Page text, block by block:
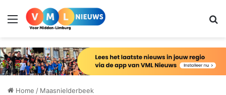
Menu
Home / Maasnielderbeek